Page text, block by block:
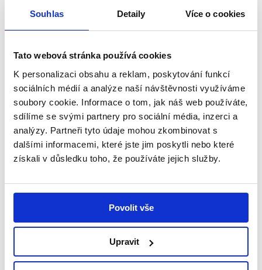
Souhlas Detaily Více o cookies
Tato webová stránka používá cookies
K personalizaci obsahu a reklam, poskytování funkcí
sociálních médií a analýze naší návštěvnosti využíváme
soubory cookie. Informace o tom, jak náš web používáte,
sdílíme se svými partnery pro sociální média, inzerci a
analýzy. Partneři tyto údaje mohou zkombinovat s
dalšími informacemi, které jste jim poskytli nebo které
získali v důsledku toho, že používáte jejich služby.
Povolit vše
Upravit
Malý otesánek a nemocniční klauni -
24 července, 2018 Příběhy
Mé dítě má leukémii. Myslela jsem, že s touto
informací se mi zboří svět, ale on se nezbořil.
Jen přestavěl. Od základů. Článek je
součástí...
Číst více